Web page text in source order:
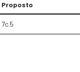
Proposto
7c.5